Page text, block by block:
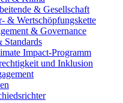
& Gesellschaft
& Wertschöpfungskette
& Governance
Impact-Programm
und Inklusion​